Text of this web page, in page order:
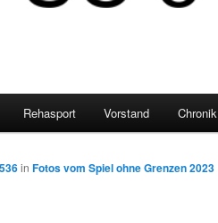
Rehasport Vorstand Chronik
inFotos vom Spiel ohne Grenzen 2023